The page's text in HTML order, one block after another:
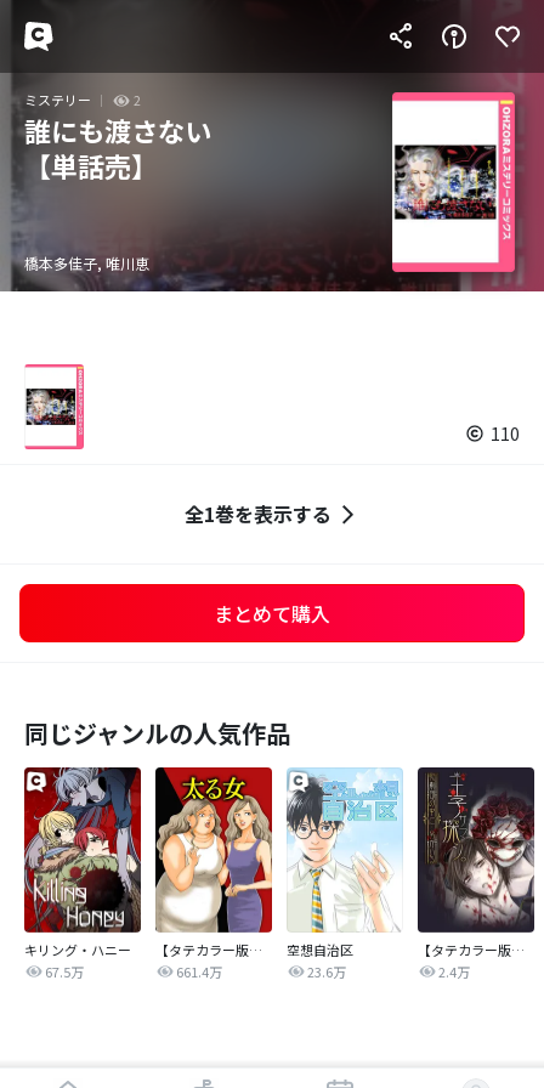
ミステリー 2
誰にも渡さない
【単話売】
橋本多佳子, 唯川恵
110
全1巻を表示する
まとめて購入
同じジャンルの人気作品
キリング・ハニー
67.5万
【タテカラー版】太る女
661.4万
空想自治区
23.6万
【タテカラー版】王子サマ探シ。～歌劇団の中に…男がいる
2.4万